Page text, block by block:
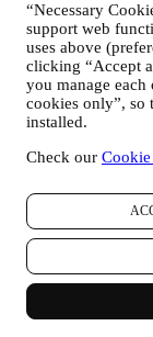
“Necessary
support web
uses above
clicking “Accept
you manage each
cookies only”, so
installed.
Check our
FOR Å
Vi vil bruke
som vil gi deg
brukere, for
utsjekking,
bestillinger.
FOR Å
VÅRE
DEG
Vi vil bruke
deg, dine kjøp
Le Creuset
etterfølgende
om deg for